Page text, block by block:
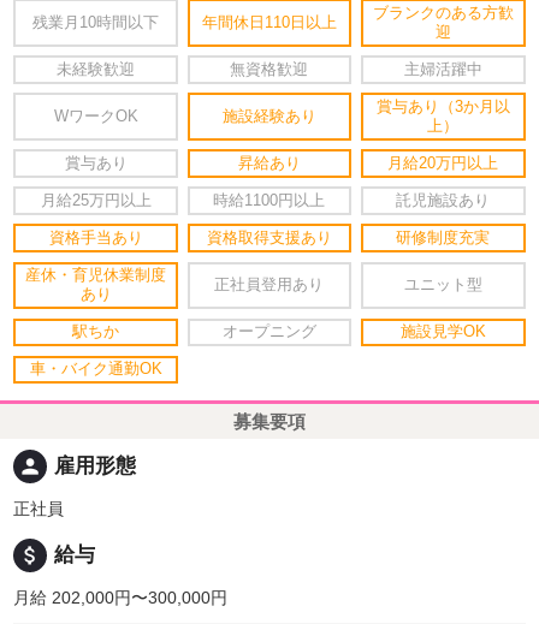
残業月10時間以下 年間休日110日以上
ブランクのある方歓
迎
未経験歓迎 無資格歓迎 主婦活躍中
WワークOK 施設経験あり
賞与あり（3か月以
上）
賞与あり 昇給あり 月給20万円以上
月給25万円以上 時給1100円以上 託児施設あり
資格手当あり 資格取得支援あり 研修制度充実
産休・育児休業制度
あり
正社員登用あり ユニット型
駅ちか オープニング 施設見学OK
車・バイク通勤OK
募集要項
person 雇用形態
正社員
attach_money 給与
月給 202,000円〜300,000円